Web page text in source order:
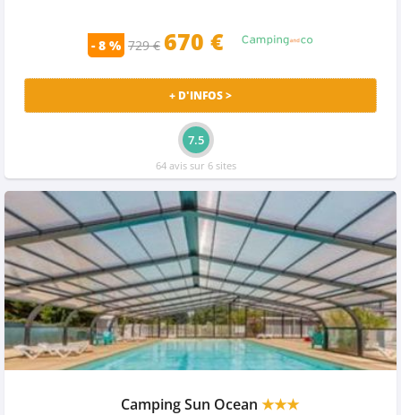
- 8 % 729 € 670 €
+ D'INFOS >
7.5
64 avis sur 6 sites
Camping Sun Ocean ★★★